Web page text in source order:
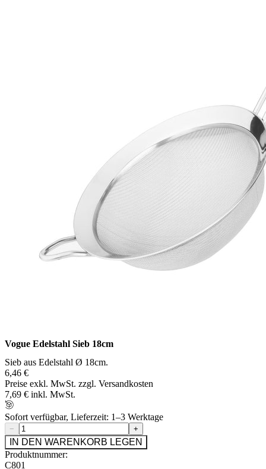
Vogue Edelstahl Sieb 18cm
Sieb aus Edelstahl Ø 18cm.
6,46 €
Preise exkl. MwSt. zzgl. Versandkosten
7,69 € inkl. MwSt.
Sofort verfügbar, Lieferzeit: 1–3 Werktage
− +
IN DEN WARENKORB LEGEN
Produktnummer:
C801